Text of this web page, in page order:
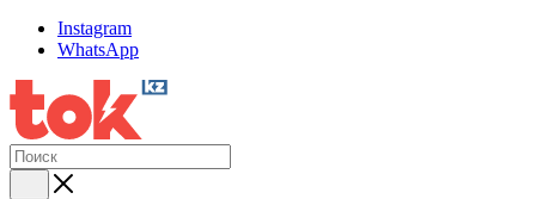
Instagram
WhatsApp